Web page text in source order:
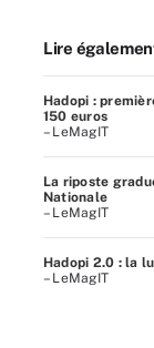
Lire
Hadopi :
150 euros
– LeMagIT
La riposte
Nationale
– LeMagIT
Hadopi 2.0 : la
– LeMagIT